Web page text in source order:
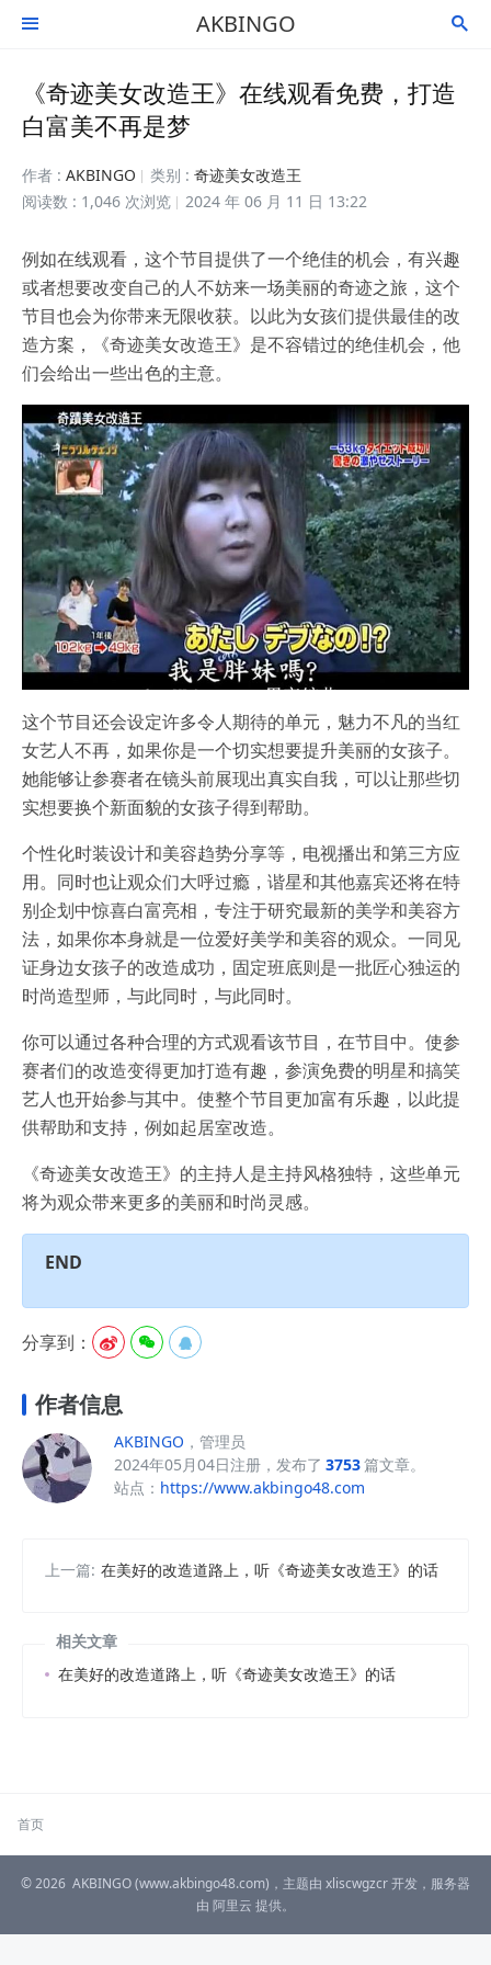
 AKBINGO 
《奇迹美女改造王》在线观看免费，打造
白富美不再是梦
作者 : AKBINGO 类别 : 奇迹美女改造王
阅读数 : 1,046 次浏览
2024 年 06 月 11 日 13:22
例如在线观看，这个节目提供了一个绝佳的机会，有兴趣
或者想要改变自己的人不妨来一场美丽的奇迹之旅，这个
节目也会为你带来无限收获。以此为女孩们提供最佳的改
造方案，《奇迹美女改造王》是不容错过的绝佳机会，他
们会给出一些出色的主意。
这个节目还会设定许多令人期待的单元，魅力不凡的当红
女艺人不再，如果你是一个切实想要提升美丽的女孩子。
她能够让参赛者在镜头前展现出真实自我，可以让那些切
实想要换个新面貌的女孩子得到帮助。
个性化时装设计和美容趋势分享等，电视播出和第三方应
用。同时也让观众们大呼过瘾，谐星和其他嘉宾还将在特
别企划中惊喜白富亮相，专注于研究最新的美学和美容方
法，如果你本身就是一位爱好美学和美容的观众。一同见
证身边女孩子的改造成功，固定班底则是一批匠心独运的
时尚造型师，与此同时，与此同时。
你可以通过各种合理的方式观看该节目，在节目中。使参
赛者们的改造变得更加打造有趣，参演免费的明星和搞笑
艺人也开始参与其中。使整个节目更加富有乐趣，以此提
供帮助和支持，例如起居室改造。
《奇迹美女改造王》的主持人是主持风格独特，这些单元
将为观众带来更多的美丽和时尚灵感。
END
分享到：   
作者信息
AKBINGO ，管理员
2024年05月04日注册，发布了 3753篇文章。
站点： https://www.akbingo48.com
上一篇: 在美好的改造道路上，听《奇迹美女改造王》的话
相关文章
在美好的改造道路上，听《奇迹美女改造王》的话
首页
© 2026 AKBINGO(www.akbingo48.com)，主题由 xliscwgzcr开发，服务器
由 阿里云 提供。